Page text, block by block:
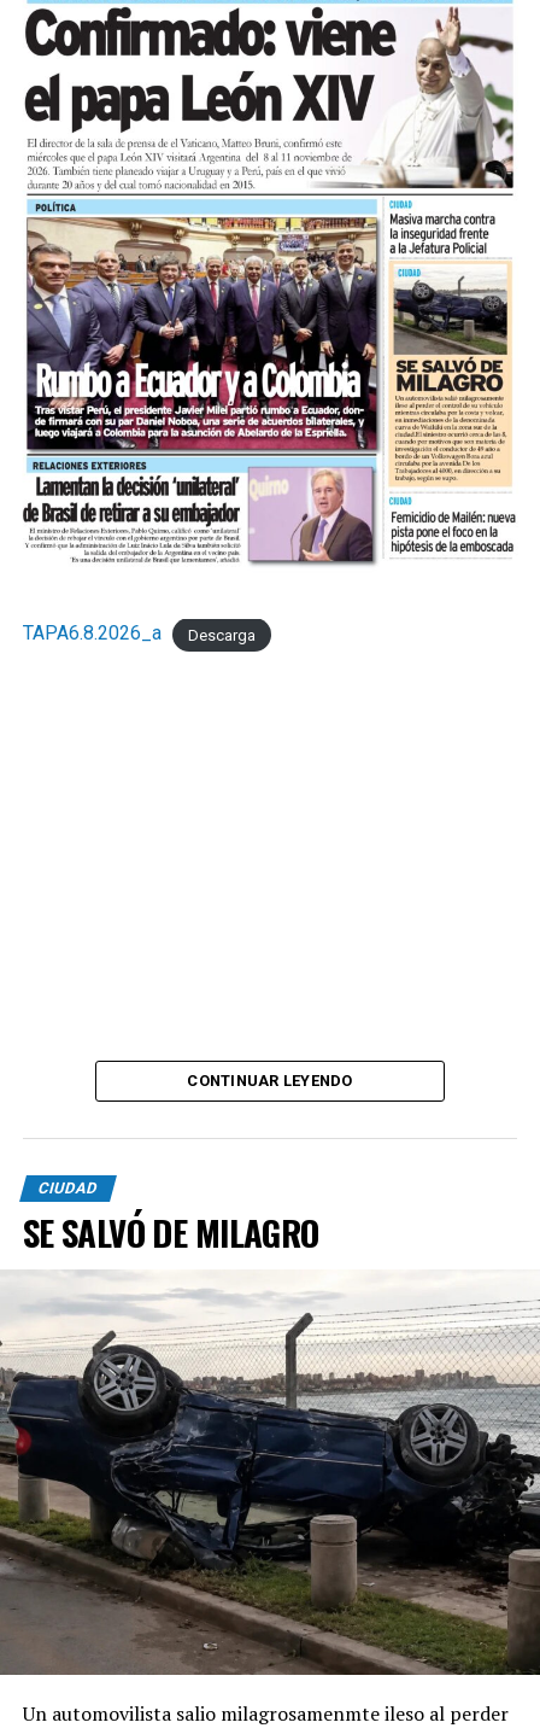
TAPA6.8.2026_a Descarga
CONTINUAR LEYENDO
CIUDAD
SE SALVÓ DE MILAGRO
Un automovilista salio milagrosamenmte ileso al perder